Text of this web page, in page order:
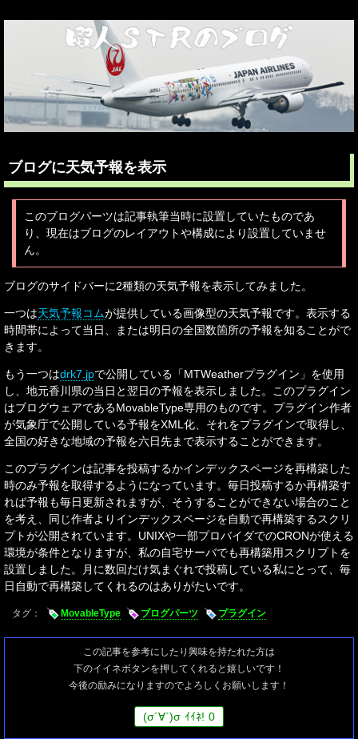
ブログに天気予報を表示
このブログパーツは記事執筆当時に設置していたものであ
り、現在はブログのレイアウトや構成により設置していませ
ん。
ブログのサイドバーに2種類の天気予報を表示してみました。
一つは天気予報コムが提供している画像型の天気予報です。表示する
時間帯によって当日、または明日の全国数箇所の予報を知ることがで
きます。
もう一つはdrk7.jpで公開している「MTWeatherプラグイン」を使用
し、地元香川県の当日と翌日の予報を表示しました。このプラグイン
はブログウェアであるMovableType専用のものです。プラグイン作者
が気象庁で公開している予報をXML化、それをプラグインで取得し、
全国の好きな地域の予報を六日先まで表示することができます。
このプラグインは記事を投稿するかインデックスページを再構築した
時のみ予報を取得するようになっています。毎日投稿するか再構築す
れば予報も毎日更新されますが、そうすることができない場合のこと
を考え、同じ作者よりインデックスページを自動で再構築するスクリ
プトが公開されています。UNIXや一部プロバイダでのCRONが使える
環境が条件となりますが、私の自宅サーバでも再構築用スクリプトを
設置しました。月に数回だけ気まぐれで投稿している私にとって、毎
日自動で再構築してくれるのはありがたいです。
タグ： MovableType ブログパーツ プラグイン
この記事を参考にしたり興味を持たれた方は
下のイイネボタンを押してくれると嬉しいです！
今後の励みになりますのでよろしくお願いします！
(σ´∀`)σ ｲｲﾈ! 0